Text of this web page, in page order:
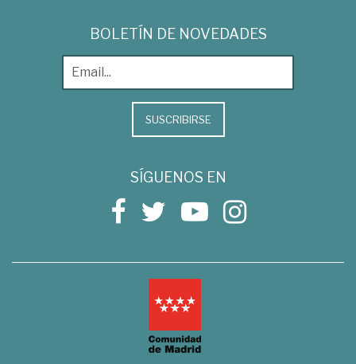
BOLETÍN DE NOVEDADES
SUSCRIBIRSE
SÍGUENOS EN